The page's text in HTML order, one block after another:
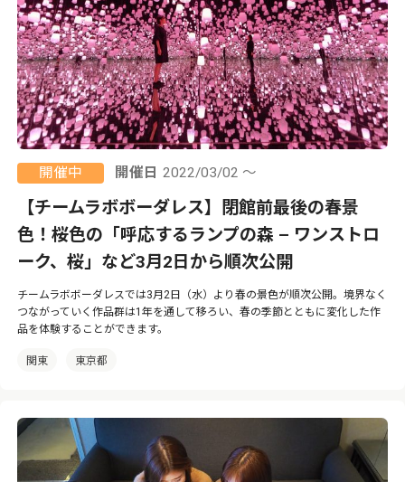
開催中 開催日 2022/03/02 ～
【チームラボボーダレス】閉館前最後の春景
色！桜色の「呼応するランプの森 – ワンストロ
ーク、桜」など3月2日から順次公開
チームラボボーダレスでは3月2日（水）より春の景色が順次公開。境界なく
つながっていく作品群は1年を通して移ろい、春の季節とともに変化した作
品を体験することができます。
関東 東京都